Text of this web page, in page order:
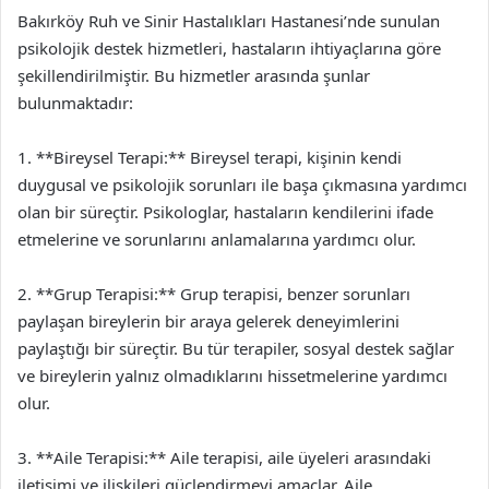
Bakırköy Ruh ve Sinir Hastalıkları Hastanesi’nde sunulan
psikolojik destek hizmetleri, hastaların ihtiyaçlarına göre
şekillendirilmiştir. Bu hizmetler arasında şunlar
bulunmaktadır:
1. **Bireysel Terapi:** Bireysel terapi, kişinin kendi
duygusal ve psikolojik sorunları ile başa çıkmasına yardımcı
olan bir süreçtir. Psikologlar, hastaların kendilerini ifade
etmelerine ve sorunlarını anlamalarına yardımcı olur.
2. **Grup Terapisi:** Grup terapisi, benzer sorunları
paylaşan bireylerin bir araya gelerek deneyimlerini
paylaştığı bir süreçtir. Bu tür terapiler, sosyal destek sağlar
ve bireylerin yalnız olmadıklarını hissetmelerine yardımcı
olur.
3. **Aile Terapisi:** Aile terapisi, aile üyeleri arasındaki
iletişimi ve ilişkileri güçlendirmeyi amaçlar. Aile